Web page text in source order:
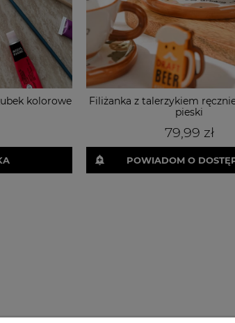
kolorowe
Filiżanka z talerzykiem
pieski
79,99 zł
POWIADOM O